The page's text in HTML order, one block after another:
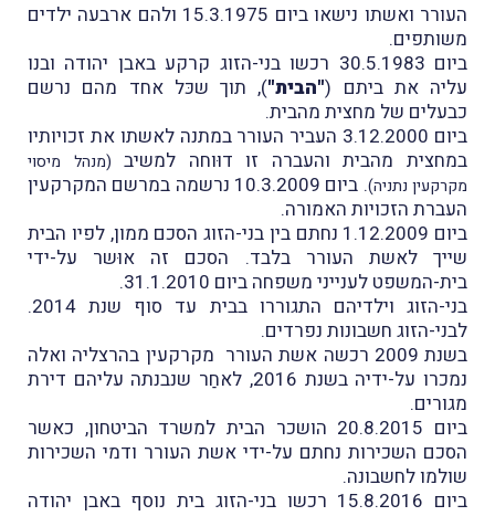
העורר ואשתו נישאו ביום 15.3.1975 ולהם ארבעה ילדים
משותפים.
ביום 30.5.1983 רכשו בני-הזוג קרקע באבן יהודה ובנו
עליה את ביתם ("הבית"), תוך שכּל אחד מהם נרשם
כבעלים של מחצית מהבית.
ביום 3.12.2000 העביר העורר במתנה לאשתו את זכויותיו
במחצית מהבית והעברה זו דוּוחה למשיב (מנהל מיסוי
מקרקעין נתניה)
. ביום 10.3.2009 נרשמה במרשם המקרקעין
העברת הזכויות האמורה.
ביום 1.12.2009 נחתם בין בני-הזוג הסכם ממון, לפיו הבית
שייך לאשת העורר בלבד. הסכם זה אוּשר על-ידי
בית-המשפט לענייני משפחה ביום 31.1.2010.
בני-הזוג וילדיהם התגוררו בבית עד סוף שנת 2014.
לבני-הזוג חשבונות נפרדים.
בשנת 2009 רכשה אשת העורר מקרקעין בהרצליה ואלה
נמכרו על-ידיה בשנת 2016, לאחַר שנבנתה עליהם דירת
מגורים.
ביום 20.8.2015 הושכר הבית למשרד הביטחון, כאשר
הסכם השכירות נחתם על-ידי אשת העורר ודמי השכירות
שולמו לחשבונה.
ביום 15.8.2016 רכשו בני-הזוג בית נוסף באבן יהודה